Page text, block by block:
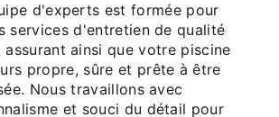
d'experts est formée pour
services d'entretien de qualité
assurant ainsi que votre piscine
propre, sûre et prête à être
Nous travaillons avec
et souci du détail pour